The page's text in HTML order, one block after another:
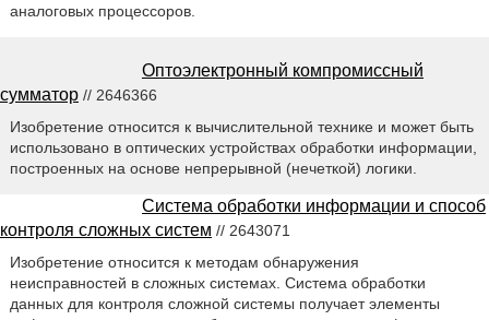
аналоговых процессоров.
Оптоэлектронный компромиссный
сумматор // 2646366
Изобретение относится к вычислительной технике и может быть
использовано в оптических устройствах обработки информации,
построенных на основе непрерывной (нечеткой) логики.
Система обработки информации и способ
контроля сложных систем // 2643071
Изобретение относится к методам обнаружения
неисправностей в сложных системах. Система обработки
данных для контроля сложной системы получает элементы